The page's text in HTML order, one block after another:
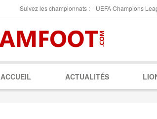
Suivez les championnats : UEFA Champions
ACCUEIL ACTUALITÉS